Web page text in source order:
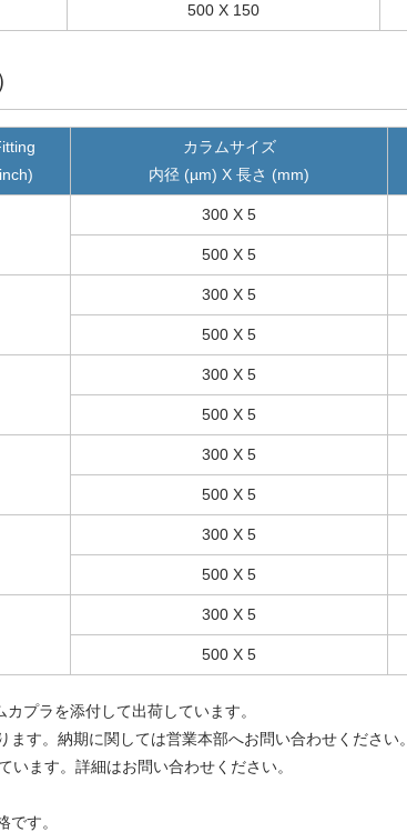
500 X 150
カラムサイズ
内径 (µm) X 長さ (mm)
300 X 5
500 X 5
300 X 5
500 X 5
300 X 5
500 X 5
300 X 5
500 X 5
300 X 5
500 X 5
300 X 5
500 X 5
プラを添付して出荷しています。
す。納期に関しては営業本部へお問い合わせください。
ます。詳細はお問い合わせください。
す。